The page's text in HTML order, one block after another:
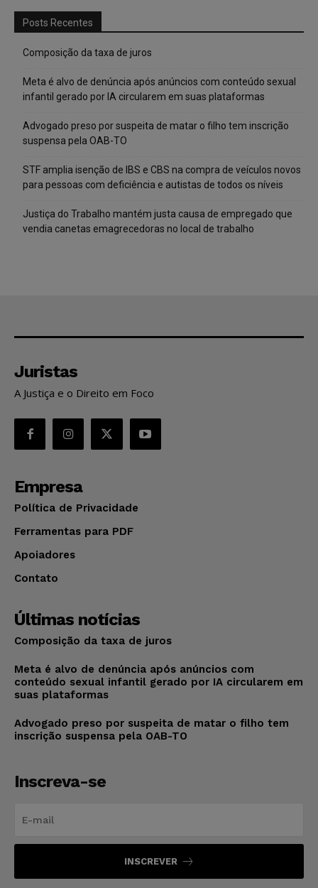
Posts Recentes
Composição da taxa de juros
Meta é alvo de denúncia após anúncios com conteúdo sexual
infantil gerado por IA circularem em suas plataformas
Advogado preso por suspeita de matar o filho tem inscrição
suspensa pela OAB-TO
STF amplia isenção de IBS e CBS na compra de veículos novos
para pessoas com deficiência e autistas de todos os níveis
Justiça do Trabalho mantém justa causa de empregado que
vendia canetas emagrecedoras no local de trabalho
Juristas
A Justiça e o Direito em Foco
Empresa
Política de Privacidade
Ferramentas para PDF
Apoiadores
Contato
Últimas notícias
Composição da taxa de juros
Meta é alvo de denúncia após anúncios com
conteúdo sexual infantil gerado por IA circularem em
suas plataformas
Advogado preso por suspeita de matar o filho tem
inscrição suspensa pela OAB-TO
Inscreva-se
INSCREVER